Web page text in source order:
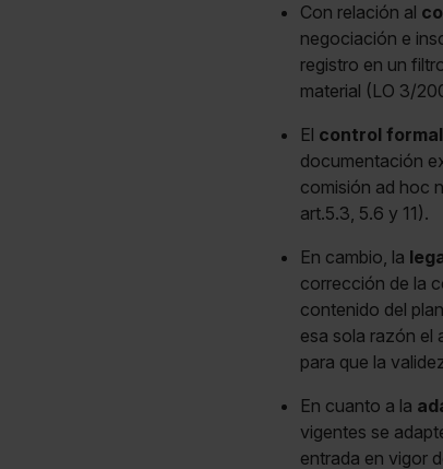
Con relación al
negociación e
registro en un
material (LO 3/
El control formal
documentación
comisión ad hoc
art.5.3, 5.6 y 11).
En cambio, la
corrección de la
contenido del
esa sola razón el
para que la
En cuanto a la
vigentes se
entrada en vigor